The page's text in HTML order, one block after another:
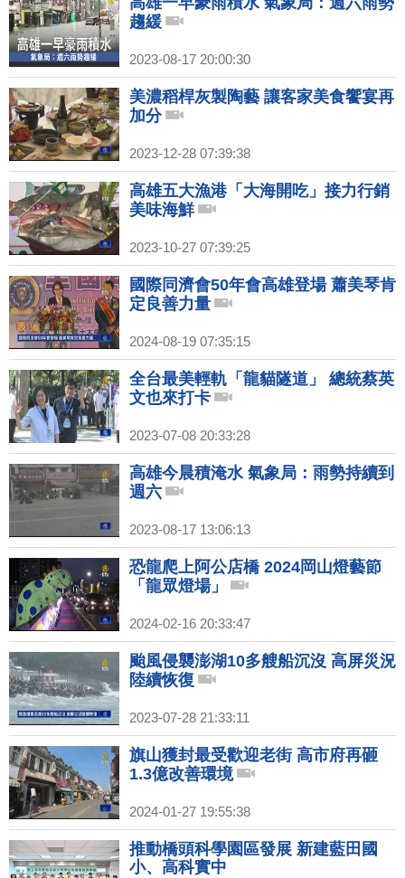
趨緩
2023-08-17 20:00:30
美濃稻桿灰製陶藝 讓客家美食饗宴再
加分
2023-12-28 07:39:38
高雄五大漁港「大海開吃」接力行銷
美味海鮮
2023-10-27 07:39:25
國際同濟會50年會高雄登場 蕭美琴肯
定良善力量
2024-08-19 07:35:15
全台最美輕軌「龍貓隧道」 總統蔡英
文也來打卡
2023-07-08 20:33:28
高雄今晨積淹水 氣象局：雨勢持續到
週六
2023-08-17 13:06:13
恐龍爬上阿公店橋 2024岡山燈藝節
「龍眾燈場」
2024-02-16 20:33:47
颱風侵襲澎湖10多艘船沉沒 高屏災況
陸續恢復
2023-07-28 21:33:11
旗山獲封最受歡迎老街 高市府再砸
1.3億改善環境
2024-01-27 19:55:38
推動橋頭科學園區發展 新建藍田國
小、高科實中